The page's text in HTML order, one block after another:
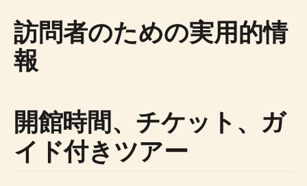
訪問者のための実用的情
報
開館時間、チケット、ガ
イド付きツアー